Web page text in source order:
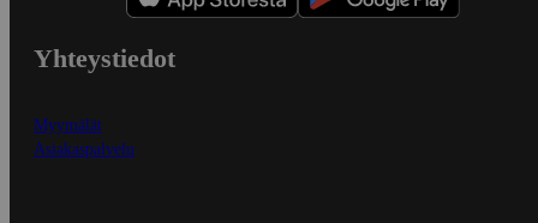
Yhteystiedot
Myymälät
Asiakaspalvelu